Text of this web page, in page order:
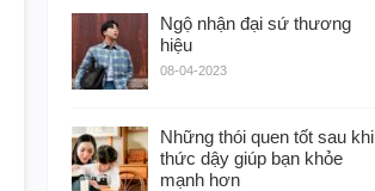
Ngộ nhận đại sứ thương
hiệu
08-04-2023
Những thói quen tốt sau khi
thức dậy giúp bạn khỏe
mạnh hơn